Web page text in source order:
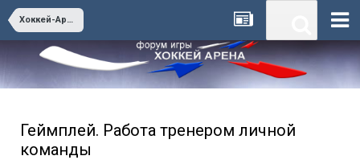
Хоккей-Арена. Игра и все о ней
Геймплей. Работа тренером личной
команды